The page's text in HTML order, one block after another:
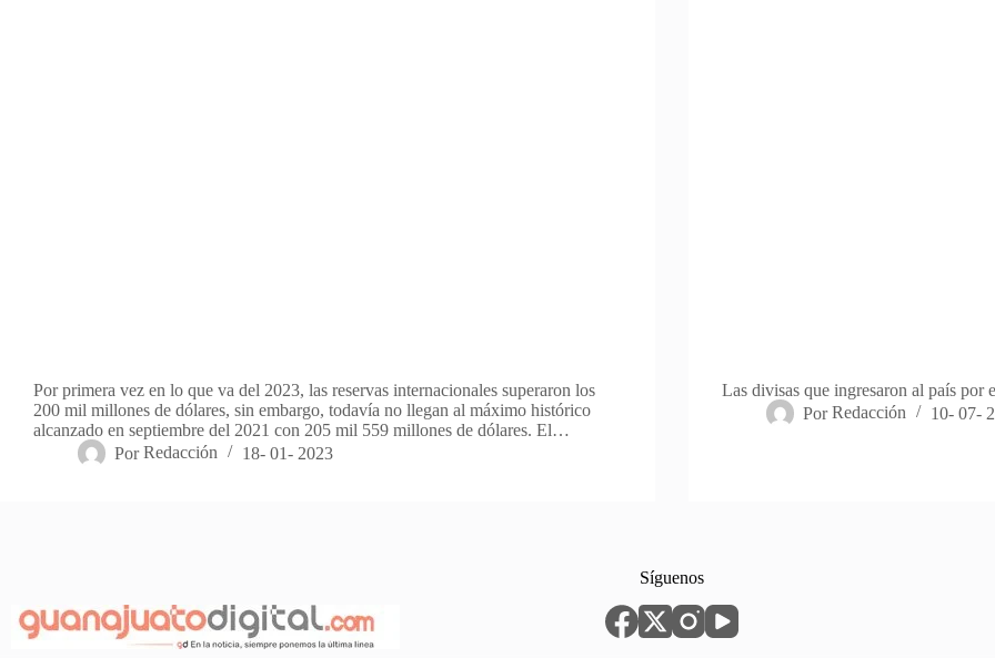
Por primera vez en lo que va del 2023, las reservas internacionales superaron los
200 mil millones de dólares, sin embargo, todavía no llegan al máximo histórico
alcanzado en septiembre del 2021 con 205 mil 559 millones de dólares. El…
Por Redacción 18- 01- 2023
Las divisas que ingresaron al país por
Por Redacción 10- 07-
Síguenos